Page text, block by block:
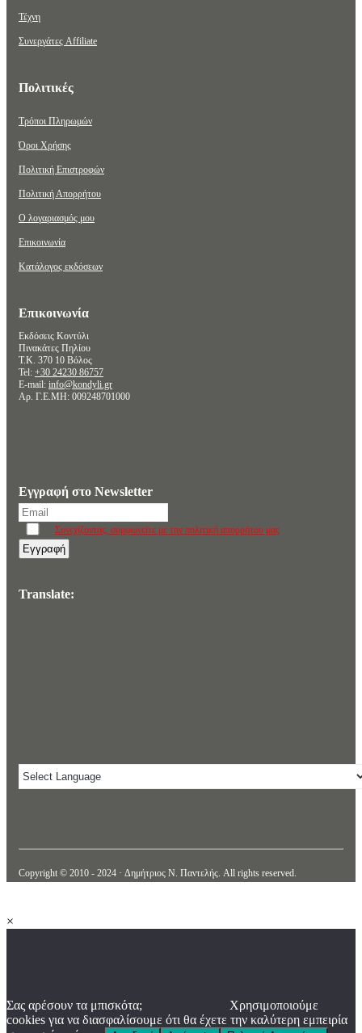
Τέχνη
Συνεργάτες Affiliate
Πολιτικές
Τρόποι Πληρωμών
Όροι Χρήσης
Πολιτική Επιστροφών
Πολιτική Απορρήτου
Ο λογαριασμός μου
Επικοινωνία
Κατάλογος εκδόσεων
Επικοινωνία
Εκδόσεις Κοντύλι
Πινακάτες Πηλίου
Τ.Κ. 370 10 Βόλος
Tel: +30 24230 86757
E-mail: info@kondyli.gr
Αρ. Γ.Ε.ΜΗ: 009248701000
Εγγραφή στο Newsletter
Συνεχίζοντας, συμφωνείτε με την πολιτική απορρήτου μας
Translate:
Copyright © 2010 - 2024 · Δημήτριος N. Παντελής. All rights reserved.
×
Σας αρέσουν τα μπισκότα;
Χρησιμοποιούμε
cookies για να διασφαλίσουμε ότι θα έχετε την καλύτερη εμπειρία